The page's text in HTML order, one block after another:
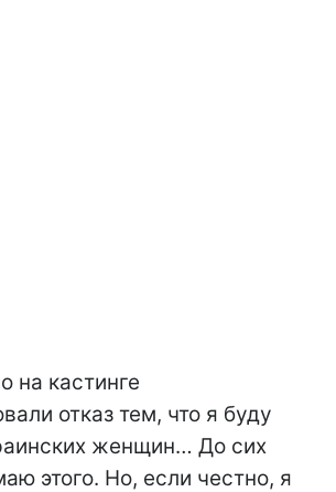
на кастинге
отказ тем, что я буду
женщин… До сих
этого. Но, если честно, я